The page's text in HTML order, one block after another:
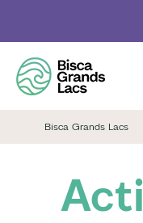
contenu
principal
Bisca Grands Lacs